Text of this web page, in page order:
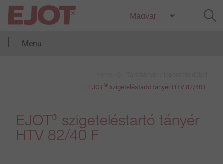
Menu
EJOT® szigeteléstartó tányér HTV 82/40 F
EJOT® szigeteléstartó tányér
HTV 82/40 F